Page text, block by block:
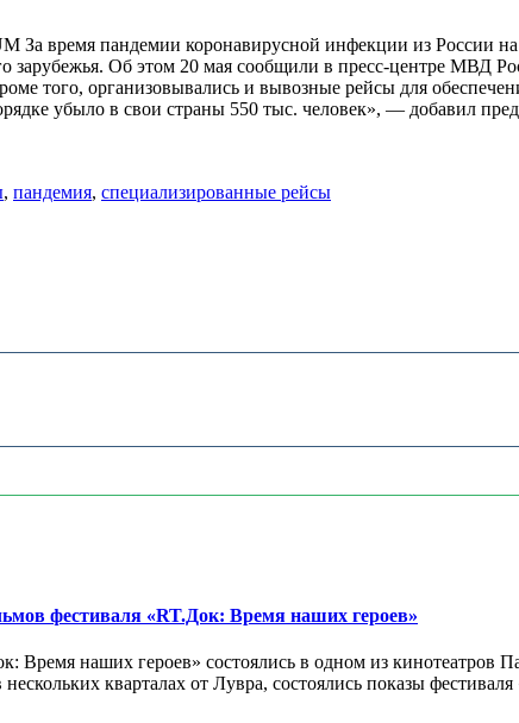
время пандемии коронавирусной инфекции из России
зарубежья. Об этом 20 мая сообщили в пресс-центре МВД
того, организовывались и вывозные рейсы для
убыло в свои страны 550 тыс. человек», — добавил
, пандемия, специализированные рейсы
фестиваля «RT.Док: Время наших героев»
Время наших героев» состоялись в одном из кинотеатров
нескольких кварталах от Лувра, состоялись показы